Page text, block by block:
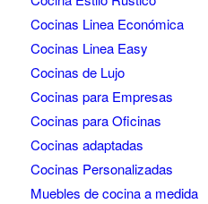
Cocinas Linea Económica
Cocinas Linea Easy
Cocinas de Lujo
Cocinas para Empresas
Cocinas para Oficinas
Cocinas adaptadas
Cocinas Personalizadas
Muebles de cocina a medida